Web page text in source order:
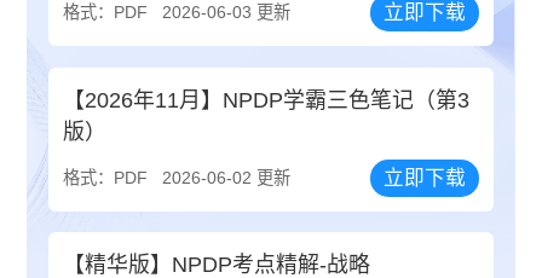
格式：PDF 2026-06-03 更新 立即下载
【2026年11月】NPDP学霸三色笔记（第3
版）
格式：PDF 2026-06-02 更新 立即下载
【精华版】NPDP考点精解-战略